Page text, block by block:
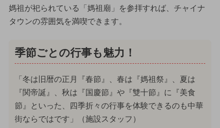
媽祖が祀られている「媽祖廟」を参拝すれば、チャイナ
タウンの雰囲気を満喫できます。
季節ごとの行事も魅力！
「冬は旧暦の正月『春節』、春は『媽祖祭』、夏は
『関帝誕』、秋は『国慶節』や『雙十節』に『美食
節』といった、四季折々の行事を体験できるのも中華
街ならではです」（施設スタッフ）